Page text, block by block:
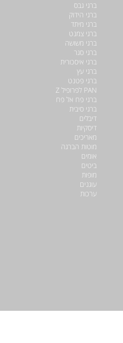
ברגי גבס
ברגי הידוק
ברגי מיתד
ברגי צמנט
ברגי משושה
ברגי סגר
ברגי איסכורית
ברגי עץ
ברגי פטנט
PAN לפרופיל Z
ברגי פח אל פח
ברגי סיבית
דיבלים
דיסקיות
מאריכים
מוטות הברגה
אומים
ביטים
מופות
עוגנים
ערכות